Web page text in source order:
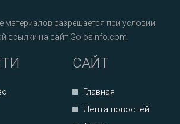
материалов разрешается при условии
ссылки на сайт GolosInfo.com.
САЙТ
Главная
Лента новостей